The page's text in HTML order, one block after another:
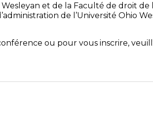
et de la Faculté de droit de
de l’Université Ohio
ou pour vous inscrire,